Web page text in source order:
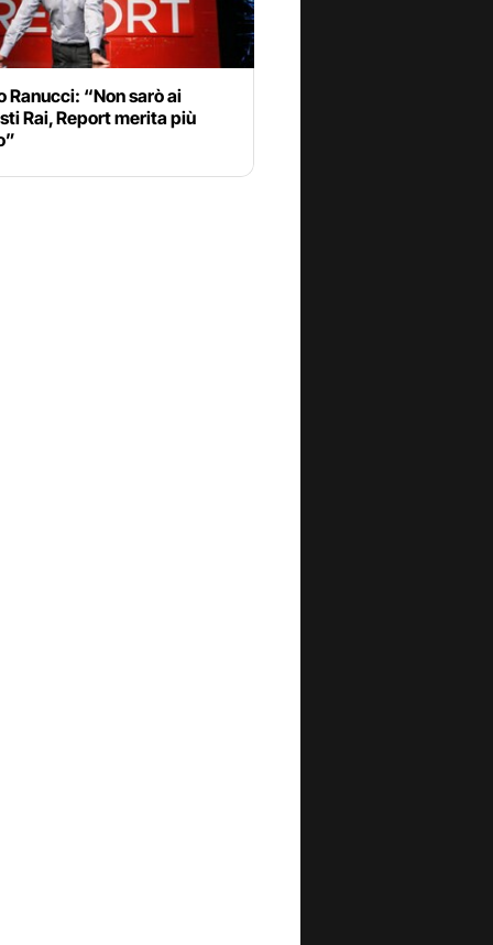
Ranucci: “Non sarò ai
Rai, Report merita più